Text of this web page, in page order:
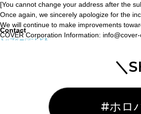
[You cannot change your address after the
Once again, we sincerely apologize for the
We will continue to make improvements
Contact
COVER Corporation Information:
トップページにもどる
＼
#ホロ